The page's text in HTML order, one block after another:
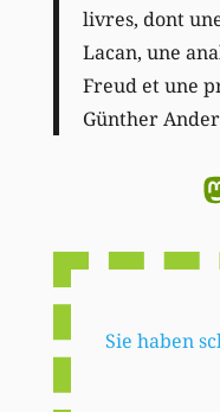
livres, dont
Lacan, une
Freud et une
Günther
Sie haben